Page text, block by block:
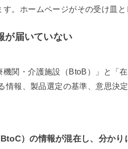
。ホームページがその受け皿と
が届いていない
関・介護施設（BtoB）」と「
報、製品選定の基準、意思決
）の情報が混在し、分かり